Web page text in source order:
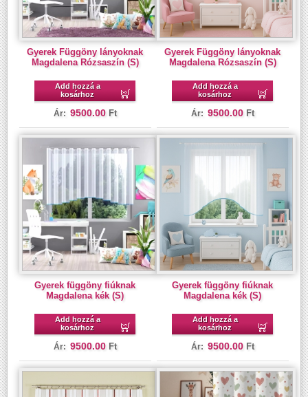
Gyerek Függöny lányoknak
Magdalena Rózsaszín (S)
Add hozzá a
kosárhoz
Ár: 9500.00 Ft
Gyerek Függöny lányoknak
Magdalena Rózsaszín (S)
Add hozzá a
kosárhoz
Ár: 9500.00 Ft
Gyerek függöny fiúknak
Magdalena kék (S)
Add hozzá a
kosárhoz
Ár: 9500.00 Ft
Gyerek függöny fiúknak
Magdalena kék (S)
Add hozzá a
kosárhoz
Ár: 9500.00 Ft